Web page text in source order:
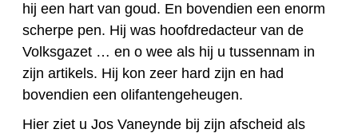
hij een hart van goud. En bovendien een enorm
scherpe pen. Hij was hoofdredacteur van de
Volksgazet … en o wee als hij u tussennam in
zijn artikels. Hij kon zeer hard zijn en had
bovendien een olifantengeheugen.
Hier ziet u Jos Vaneynde bij zijn afscheid als